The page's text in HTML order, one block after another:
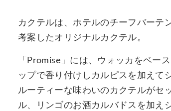
カクテルは、ホテルのチーフバーテ
考案したオリジナルカクテル。
「Promise」には、ウォッカをベー
ップで香り付けしカルピスを加えて
ルーティーな味わいのカクテルがセ
ル、リンゴのお酒カルバドスを加え